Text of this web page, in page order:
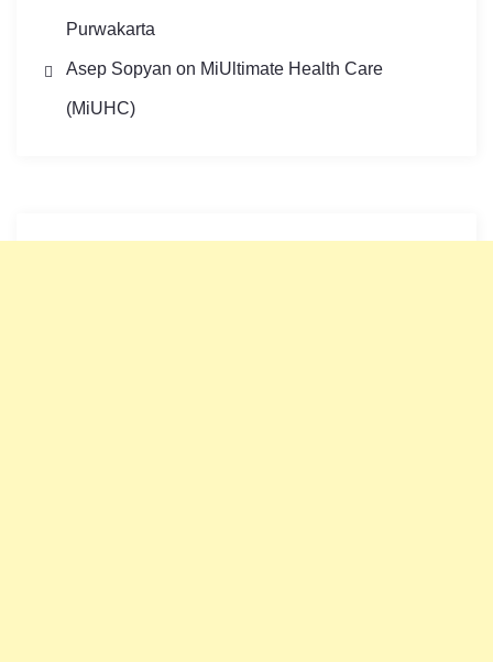
Purwakarta
Asep Sopyan on MiUltimate Health Care
(MiUHC)